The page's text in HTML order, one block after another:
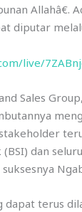
Allahâ€.
diputar
live/
Sales
dan
terus